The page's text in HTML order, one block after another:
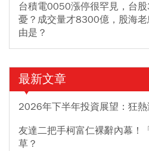
台積電0050漲停很罕見，台
憂？成交量才8300億，股海
由是？
最新文章
2026年下半年投資展望：狂
友達二把手柯富仁裸辭內幕！
草？